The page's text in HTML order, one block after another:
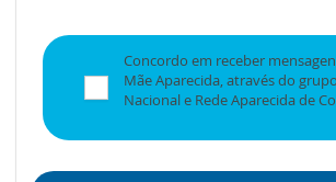
Concordo em receber
Mãe Aparecida, através do
Nacional e Rede Aparecida de